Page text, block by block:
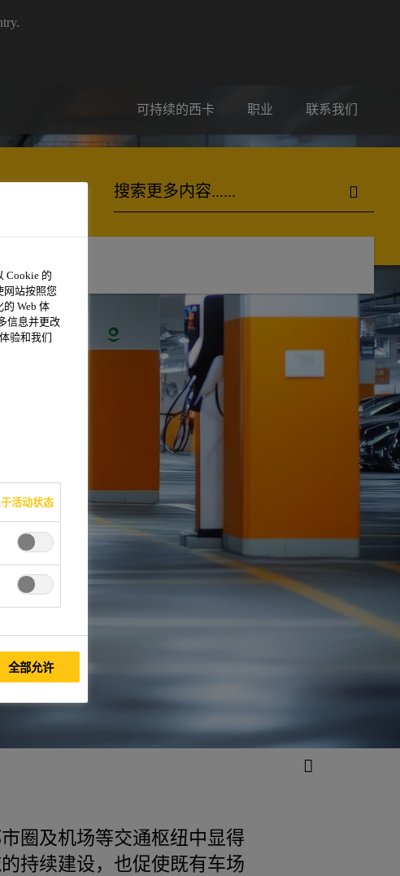
可持续的西卡 职业 联系我们
圈及机场等交通枢纽中显得
持续建设，也促使既有车场
Cookie 的
网站按照您
Web 体
信息并更改
验和我们
活动状态
全部允许